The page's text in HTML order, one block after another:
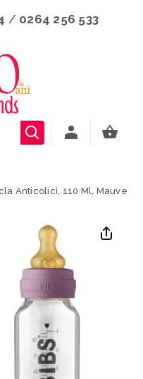
/ 0264 256 533
Anticolici, 110 Ml, Mauve